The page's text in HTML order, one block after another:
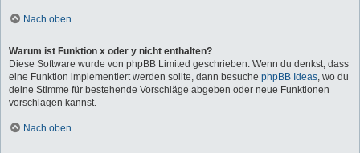
Nach oben
Warum ist Funktion x oder y nicht enthalten?
Diese Software wurde von phpBB Limited geschrieben. Wenn du denkst, dass
eine Funktion implementiert werden sollte, dann besuche phpBB Ideas, wo du
deine Stimme für bestehende Vorschläge abgeben oder neue Funktionen
vorschlagen kannst.
Nach oben